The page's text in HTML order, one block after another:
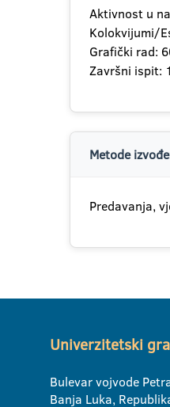
Aktivnost u
Kolokvijumi/
Grafički rad:
Završni ispit:
Metode
Predavanja,
Univerzitetski
Bulevar vojvode
Banja Luka,